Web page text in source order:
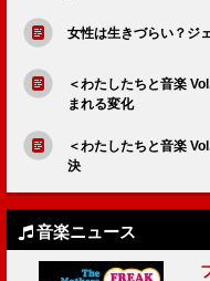
女性は生きづらい？ジ
＜わたしたちと音楽
まれる変化
＜わたしたちと音楽
決
音楽ニュース